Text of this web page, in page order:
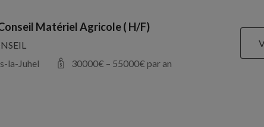
Matériel Agricole ( H/F)
la-Juhel
30000€ – 55000€ par an